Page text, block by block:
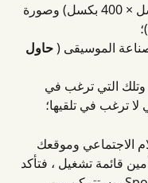
صورة الملف الشخصي (400 بكسل × 400 بكسل) وصورة
الموسيقى ( حاول
وتلك التي ترغب في
لا ترغب في تلقيها؛
الاجتماعي وموقعك
قائمة تشغيل ، فتأكد